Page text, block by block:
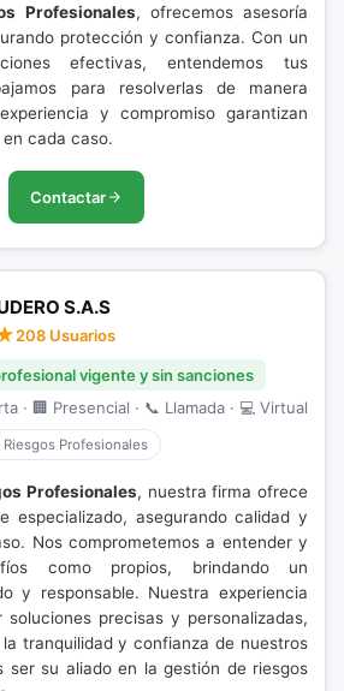
Profesionales, ofrecemos asesoría
protección y confianza. Con un
efectivas, entendemos tus
para resolverlas de manera
y compromiso garantizan
cada caso.
Contactar
S.A.S
208 Usuarios
vigente y sin sanciones
· 🏢 Presencial · 📞 Llamada · 💻 Virtual
Profesionales
Profesionales, nuestra firma ofrece
especializado, asegurando calidad y
Nos comprometemos a entender y
como propios, brindando un
y responsable. Nuestra experiencia
precisas y personalizadas,
tranquilidad y confianza de nuestros
ser su aliado en la gestión de riesgos